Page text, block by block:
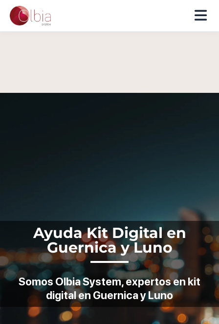
Ayuda Kit Digital en
Guernica y Luno
Somos Olbia System, expertos en kit
digital en Guernica y Luno